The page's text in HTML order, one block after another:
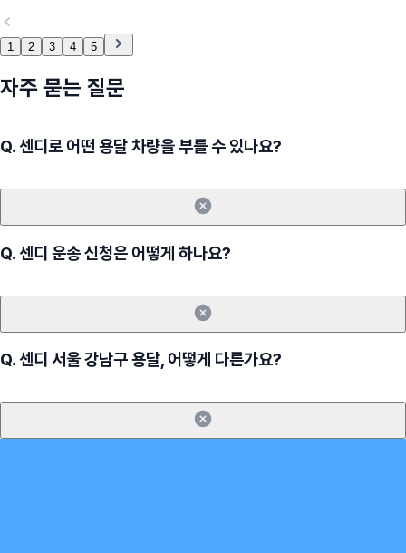
1 2 3 4 5
자주 묻는 질문
Q.센디로 어떤 용달 차량을 부를 수 있나요?
Q.센디 운송 신청은 어떻게 하나요?
Q.센디 서울 강남구 용달, 어떻게 다른가요?